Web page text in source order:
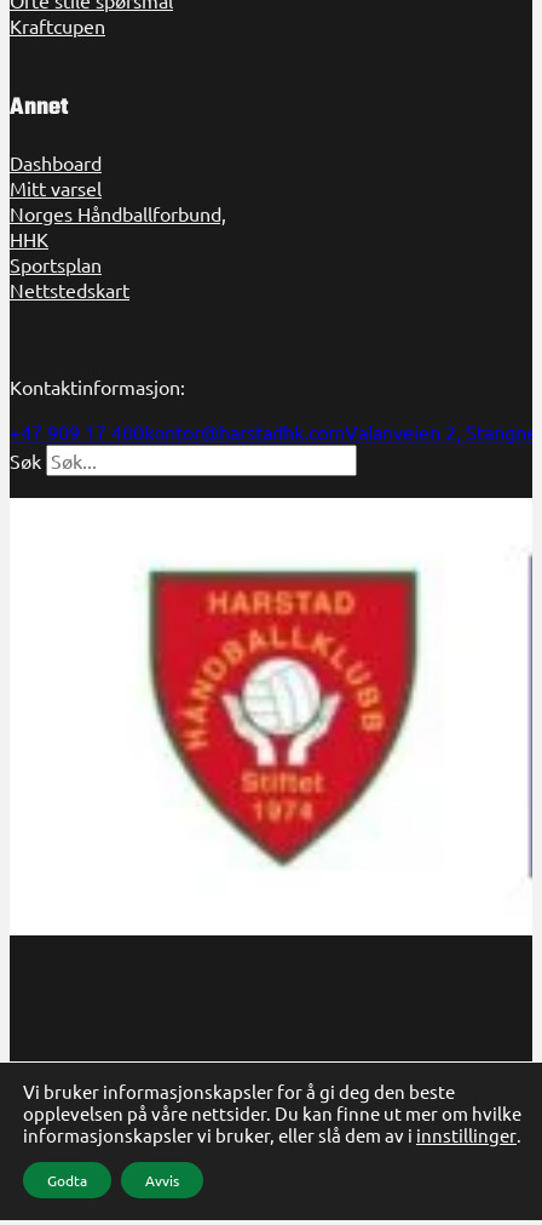
Kraftcupen
Annet
Dashboard
Mitt varsel
Norges Håndballforbund,
HHK
Sportsplan
Nettstedskart
Kontaktinformasjon:
+47 909 17 400kontor@harstadhk.comValanveien 2,
Søk
Copyright 2026 © Harstad Håndballklubb
Personvern Code & design by Anew
Vi bruker informasjonskapsler for å gi deg den beste
opplevelsen på våre nettsider. Du kan finne ut mer om hvilke
informasjonskapsler vi bruker, eller slå dem av i innstillinger.
Godta Avvis